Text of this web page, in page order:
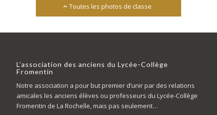
Toutes les photos de classe
L’association des anciens du Lycée-Collège
Fromentin
Notre association a pour but premier d’unir par des relations
amicales les anciens élèves ou professeurs du Lycée-Collège
Fromentin de La Rochelle, mais pas seulement…